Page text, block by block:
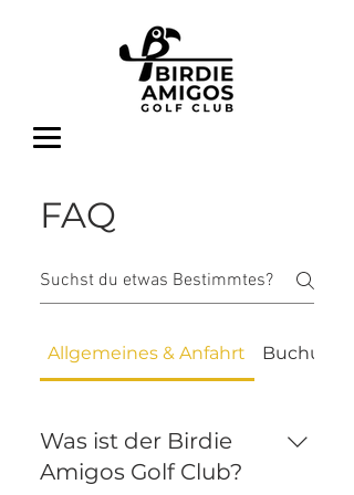
FAQ
Allgemeines & Anfahrt Buchung
Was ist der Birdie
Amigos Golf Club?